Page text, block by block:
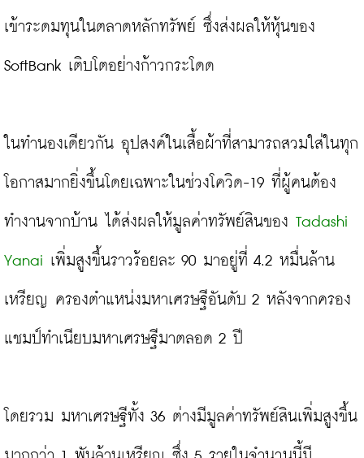
เข้าระดมทุนในตลาดหลักทรัพย์ ซึ่งส่งผลให้หุ้นของ
SoftBank เติบโตอย่างก้าวกระโดด
ในทำนองเดียวกัน อุปสงค์ในเสื้อผ้าที่สามารถสวมใส่ในทุก
โอกาสมากยิ่งขึ้นโดยเฉพาะในช่วงโควิด-19 ที่ผู้คนต้อง
ทำงานจากบ้าน ได้ส่งผลให้มูลค่าทรัพย์สินของ Tadashi
Yanai เพิ่มสูงขึ้นราวร้อยละ 90 มาอยู่ที่ 4.2 หมื่นล้าน
เหรียญ ครองตำแหน่งมหาเศรษฐีอันดับ 2 หลังจากครอง
แชมป์ทำเนียบมหาเศรษฐีมาตลอด 2 ปี
โดยรวม มหาเศรษฐีทั้ง 36 ต่างมีมูลค่าทรัพย์สินเพิ่มสูงขึ้น